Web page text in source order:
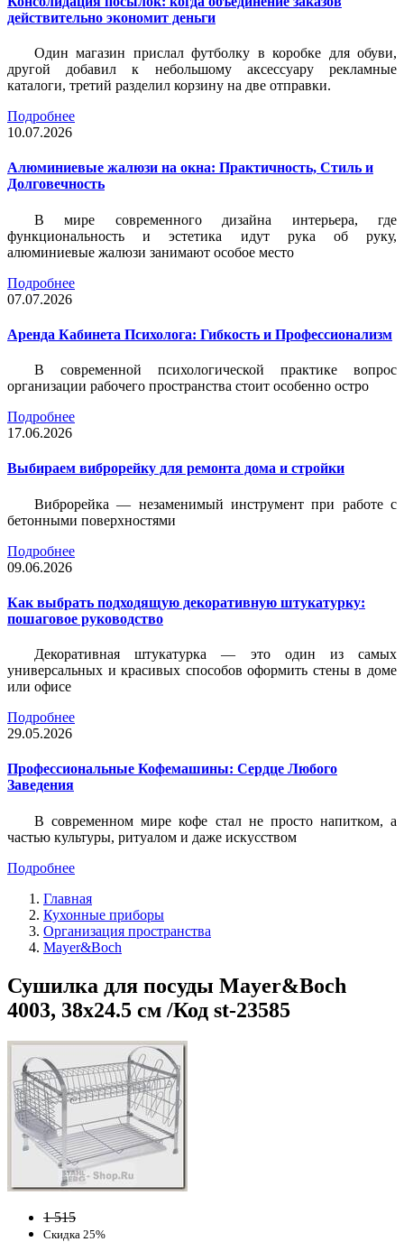
действительно экономит деньги
Один магазин прислал футболку в коробке для обуви,
другой добавил к небольшому аксессуару рекламные
каталоги, третий разделил корзину на две отправки.
Подробнее
10.07.2026
Алюминиевые жалюзи на окна: Практичность, Стиль и
Долговечность
В мире современного дизайна интерьера, где
функциональность и эстетика идут рука об руку,
алюминиевые жалюзи занимают особое место
Подробнее
07.07.2026
Аренда Кабинета Психолога: Гибкость и Профессионализм
В современной психологической практике вопрос
организации рабочего пространства стоит особенно остро
Подробнее
17.06.2026
Выбираем виброрейку для ремонта дома и стройки
Виброрейка — незаменимый инструмент при работе с
бетонными поверхностями
Подробнее
09.06.2026
Как выбрать подходящую декоративную штукатурку:
пошаговое руководство
Декоративная штукатурка — это один из самых
универсальных и красивых способов оформить стены в доме
или офисе
Подробнее
29.05.2026
Профессиональные Кофемашины: Сердце Любого
Заведения
В современном мире кофе стал не просто напитком, а
частью культуры, ритуалом и даже искусством
Подробнее
Главная
Кухонные приборы
Организация пространства
Mayer&Boch
Сушилка для посуды Mayer&Boch
4003, 38х24.5 см /Код st-23585
1 515
Скидка 25%